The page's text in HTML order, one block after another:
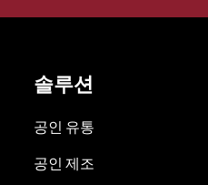
솔루션
공인 유통
공인 제조